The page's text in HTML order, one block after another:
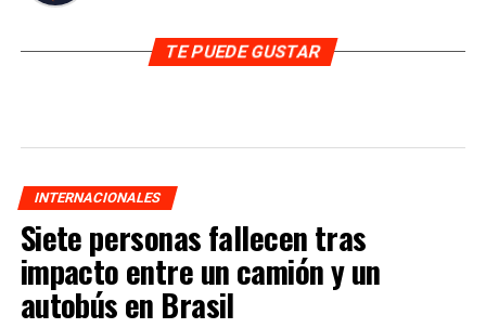
TE PUEDE GUSTAR
INTERNACIONALES
Siete personas fallecen tras
impacto entre un camión y un
autobús en Brasil